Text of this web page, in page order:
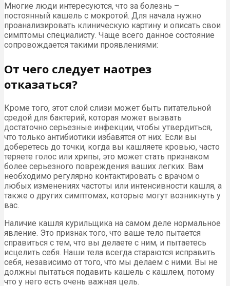
Многие люди интересуются, что за болезнь –
постоянный кашель с мокротой. Для начала нужно
проанализировать клиническую картину и описать свои
симптомы специалисту. Чаще всего данное состояние
сопровождается такими проявлениями:
От чего следует наотрез
отказаться?
Кроме того, этот слой слизи может быть питательной
средой для бактерий, которая может вызвать
достаточно серьезные инфекции, чтобы утвердиться,
что только антибиотики избавятся от них. Если вы
доберетесь до точки, когда вы кашляете кровью, часто
теряете голос или хрипы, это может стать признаком
более серьезного повреждения ваших легких. Вам
необходимо регулярно контактировать с врачом о
любых изменениях частоты или интенсивности кашля, а
также о других симптомах, которые могут возникнуть у
вас.
Наличие кашля курильщика на самом деле нормальное
явление. Это признак того, что ваше тело пытается
справиться с тем, что вы делаете с ним, и пытаетесь
исцелить себя. Наши тела всегда стараются исправить
себя, независимо от того, что мы делаем с ними. Вы не
должны пытаться подавить кашель с кашлем, потому
что у него есть очень важная цель.